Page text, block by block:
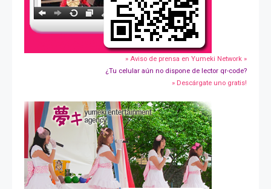
» Aviso de prensa en Yumeki Network »
¿Tu celular aún no dispone de lector qr-code?
» Descárgate uno gratis!